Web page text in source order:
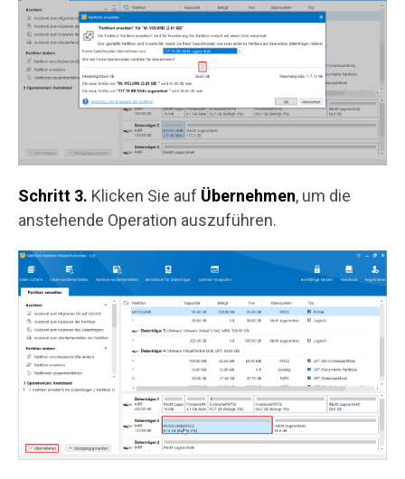
Schritt 3. Klicken Sie auf Übernehmen, um die
anstehende Operation auszuführen.